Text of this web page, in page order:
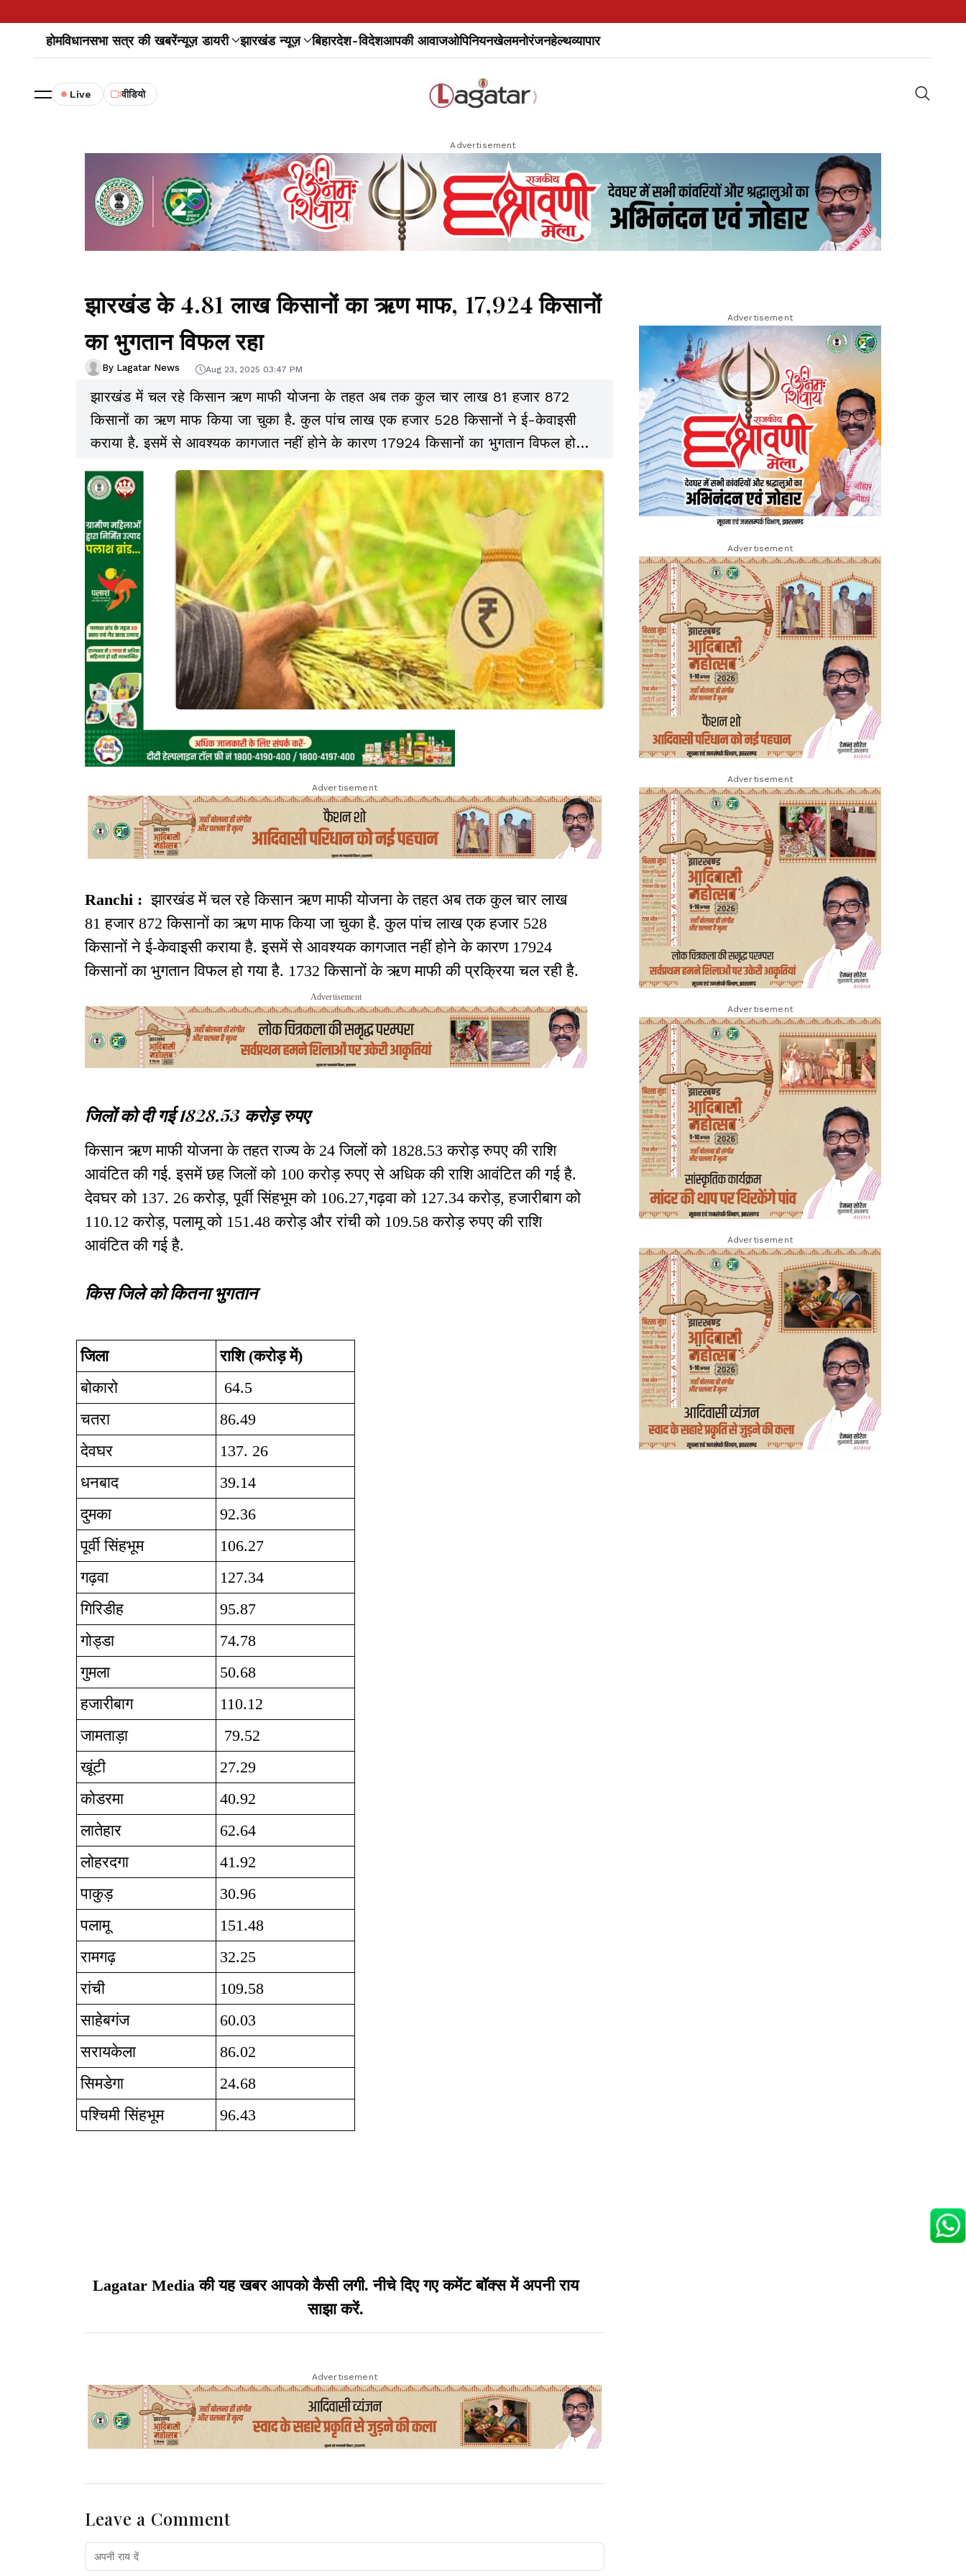
होमविधानसभा सत्र की खबरेंन्यूज़ डायरी झारखंड न्यूज़ बिहारदेश-विदेशआपकी आवाजओपिनियनखेलमनोरंजनहेल्थव्यापार
Live वीडियो
Advertisement
झारखंड के 4.81 लाख किसानों का ऋण माफ, 17,924 किसानों
का भुगतान विफल रहा
By Lagatar News Aug 23, 2025 03:47 PM
झारखंड में चल रहे किसान ऋण माफी योजना के तहत अब तक कुल चार लाख 81 हजार 872
किसानों का ऋण माफ किया जा चुका है. कुल पांच लाख एक हजार 528 किसानों ने ई-केवाइसी
कराया है. इसमें से आवश्यक कागजात नहीं होने के कारण 17924 किसानों का भुगतान विफल हो
गया है. 1732 किसानों के ऋण माफी की प्रक्रिया चल रही है.
Advertisement
Ranchi : झारखंड में चल रहे किसान ऋण माफी योजना के तहत अब तक कुल चार लाख
81 हजार 872 किसानों का ऋण माफ किया जा चुका है. कुल पांच लाख एक हजार 528
किसानों ने ई-केवाइसी कराया है. इसमें से आवश्यक कागजात नहीं होने के कारण 17924
किसानों का भुगतान विफल हो गया है. 1732 किसानों के ऋण माफी की प्रक्रिया चल रही है.
Advertisement
जिलों को दी गई 1828.53 करोड़ रुपए
किसान ऋण माफी योजना के तहत राज्य के 24 जिलों को 1828.53 करोड़ रुपए की राशि
आवंटित की गई. इसमें छह जिलों को 100 करोड़ रुपए से अधिक की राशि आवंटित की गई है.
देवघर को 137. 26 करोड़, पूर्वी सिंहभूम को 106.27,गढ़वा को 127.34 करोड़, हजारीबाग को
110.12 करोड़, पलामू को 151.48 करोड़ और रांची को 109.58 करोड़ रुपए की राशि
आवंटित की गई है.
किस जिले को कितना भुगतान
जिला
राशि (करोड़ में)
बोकारो
64.5
चतरा
86.49
देवघर
137. 26
धनबाद
39.14
दुमका
92.36
पूर्वी सिंहभूम
106.27
गढ़वा
127.34
गिरिडीह
95.87
गोड्डा
74.78
गुमला
50.68
हजारीबाग
110.12
जामताड़ा
79.52
खूंटी
27.29
कोडरमा
40.92
लातेहार
62.64
लोहरदगा
41.92
पाकुड़
30.96
पलामू
151.48
रामगढ़
32.25
रांची
109.58
साहेबगंज
60.03
सरायकेला
86.02
सिमडेगा
24.68
पश्चिमी सिंहभूम
96.43
Lagatar Media की यह खबर आपको कैसी लगी. नीचे दिए गए कमेंट बॉक्स में अपनी राय
साझा करें.
Advertisement
Leave a Comment
Advertisement
Advertisement
Advertisement
Advertisement
Advertisement